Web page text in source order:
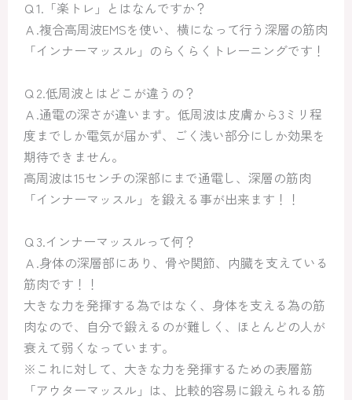
Ｑ1.「楽トレ」とはなんですか？
Ａ.複合高周波EMSを使い、横になって行う深層の筋肉
「インナーマッスル」のらくらくトレーニングです！
Ｑ2.低周波とはどこが違うの？
Ａ.通電の深さが違います。低周波は皮膚から3ミリ程
度までしか電気が届かず、ごく浅い部分にしか効果を
期待できません。
高周波は15センチの深部にまで通電し、深層の筋肉
「インナーマッスル」を鍛える事が出来ます！！
Ｑ3.インナーマッスルって何？
Ａ.身体の深層部にあり、骨や関節、内臓を支えている
筋肉です！！
大きな力を発揮する為ではなく、身体を支える為の筋
肉なので、自分で鍛えるのが難しく、ほとんどの人が
衰えて弱くなっています。
※これに対して、大きな力を発揮するための表層筋
「アウターマッスル」は、比較的容易に鍛えられる筋